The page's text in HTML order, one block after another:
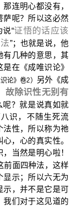
连明心都没有，
萨呢？所以这必然
“证悟的话应该
”；也就是说，他
有几种的意思，其
在《成唯识论》
论》卷2） 另外《成
故除识性无别有
呢？就是说真如就
识，不随生死流
法性，所以称为祂
，心的真实性。
当然是明心啦！
前面四种法，这样
显示；所以六无为
示，并不是它是可
我们对于这见道的